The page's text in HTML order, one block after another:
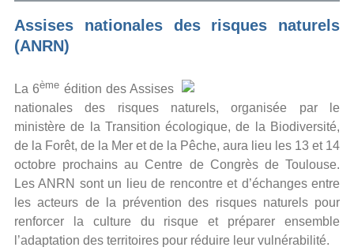
Assises nationales des risques naturels
(ANRN)
La 6ème édition des Assises
nationales des risques naturels, organisée par le
ministère de la Transition écologique, de la Biodiversité,
de la Forêt, de la Mer et de la Pêche, aura lieu les 13 et 14
octobre prochains au Centre de Congrès de Toulouse.
Les ANRN sont un lieu de rencontre et d’échanges entre
les acteurs de la prévention des risques naturels pour
renforcer la culture du risque et préparer ensemble
l’adaptation des territoires pour réduire leur vulnérabilité.